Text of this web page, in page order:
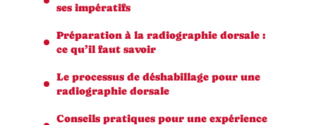
ses impératifs
Préparation à la radiographie dorsale :
ce qu’il faut savoir
Le processus de déshabillage pour une
radiographie dorsale
Conseils pratiques pour une expérience